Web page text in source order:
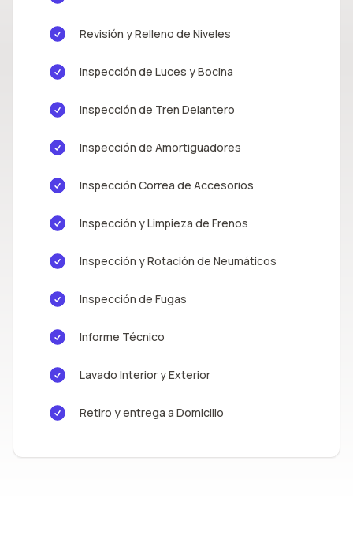
Revisión y Relleno de Niveles
Inspección de Luces y Bocina
Inspección de Tren Delantero
Inspección de Amortiguadores
Inspección Correa de Accesorios
Inspección y Limpieza de Frenos
Inspección y Rotación de Neumáticos
Inspección de Fugas
Informe Técnico
Lavado Interior y Exterior
Retiro y entrega a Domicilio